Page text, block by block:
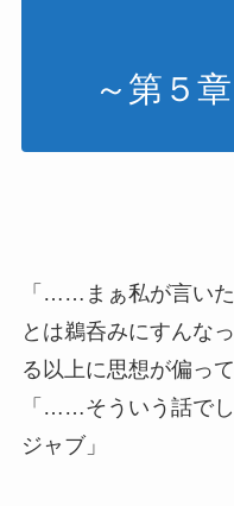
～第５
「……まぁ私が言い
とは鵜呑みにすんな
る以上に思想が偏っ
「……そういう話で
ジャブ」